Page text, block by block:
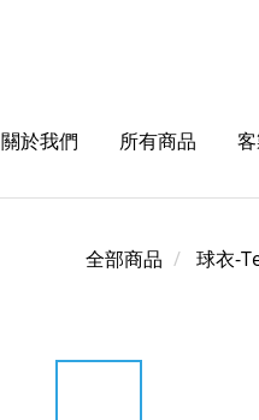
關於我們 所有商品
全部商品 球衣-